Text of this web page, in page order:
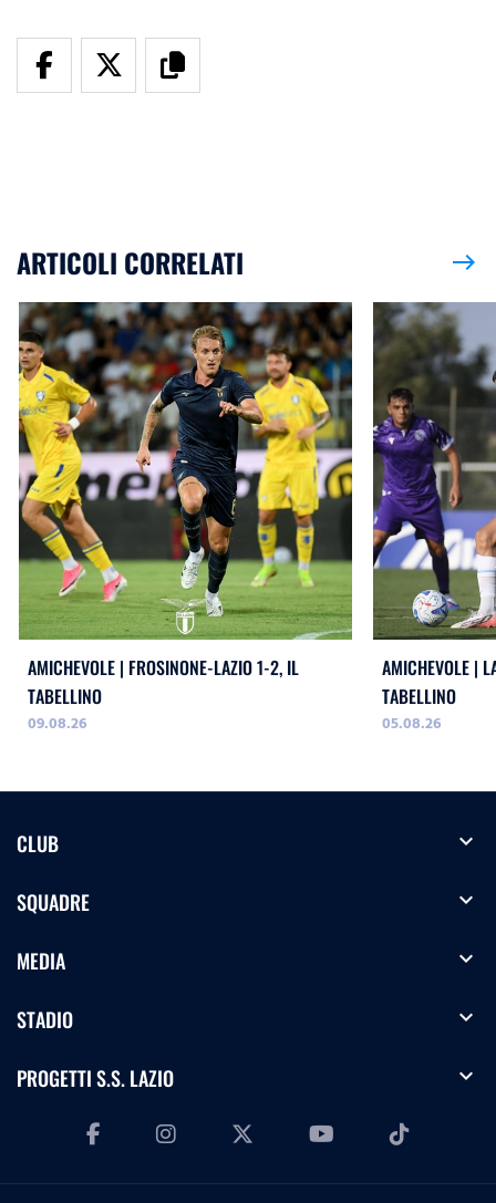
ARTICOLI CORRELATI east
AMICHEVOLE | FROSINONE-LAZIO 1-2, IL
TABELLINO
09.08.26
AMICHEVOLE |
TABELLINO
05.08.26
CLUB expand_more
SQUADRE expand_more
MEDIA expand_more
STADIO expand_more
PROGETTI S.S. LAZIO expand_more